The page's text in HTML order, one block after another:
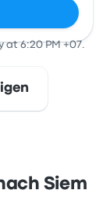
at 6:20 PM +07.
Siem